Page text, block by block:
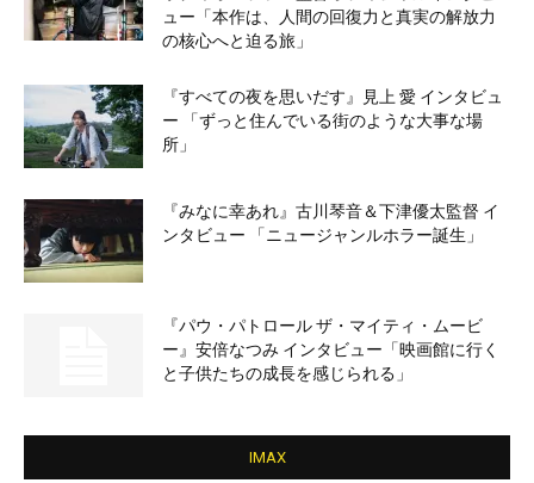
ュー「本作は、人間の回復力と真実の解放力
の核心へと迫る旅」
『すべての夜を思いだす』見上 愛 インタビュ
ー 「ずっと住んでいる街のような大事な場
所」
『みなに幸あれ』古川琴音＆下津優太監督 イ
ンタビュー 「ニュージャンルホラー誕生」
『パウ・パトロール ザ・マイティ・ムービ
ー』安倍なつみ インタビュー「映画館に行く
と子供たちの成長を感じられる」
IMAX